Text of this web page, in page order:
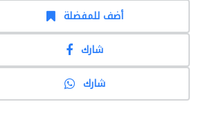
أضف للمفضلة
شارك
شارك